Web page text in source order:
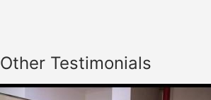
Other Testimonials
Previous